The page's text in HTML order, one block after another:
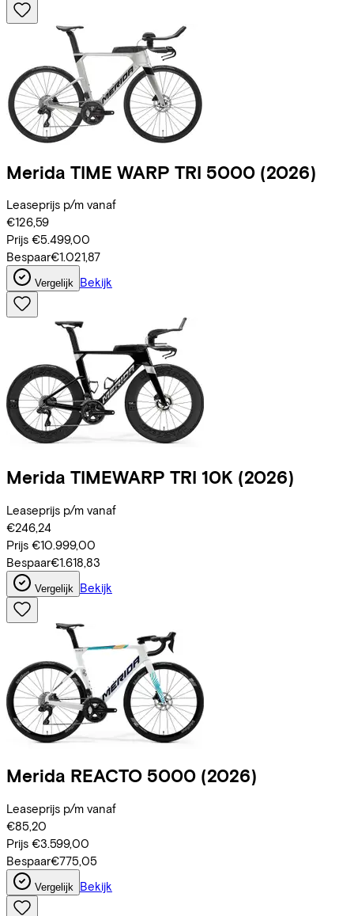
Merida TIME WARP TRI 5000 (2026)
Leaseprijs p/m vanaf
€126,59
Prijs €5.499,00
Bespaar€1.021,87
Vergelijk Bekijk
Merida TIMEWARP TRI 10K (2026)
Leaseprijs p/m vanaf
€246,24
Prijs €10.999,00
Bespaar€1.618,83
Vergelijk Bekijk
Merida REACTO 5000 (2026)
Leaseprijs p/m vanaf
€85,20
Prijs €3.599,00
Bespaar€775,05
Vergelijk Bekijk